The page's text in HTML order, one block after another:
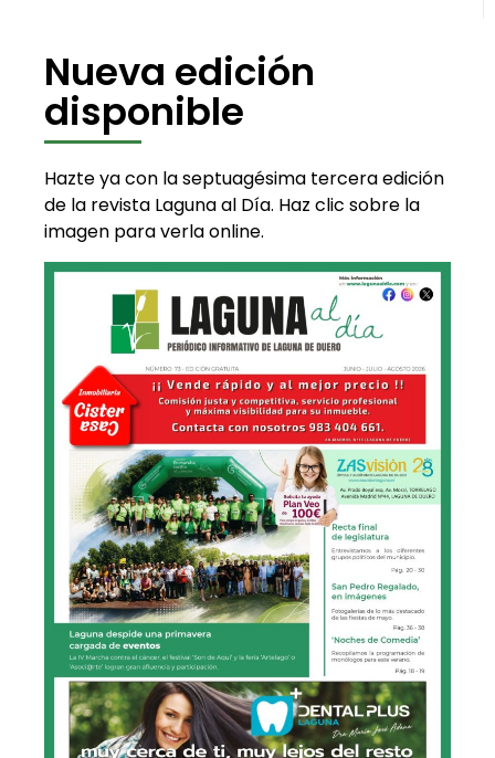
Nueva edición
disponible
Hazte ya con la septuagésima tercera edición
de la revista Laguna al Día. Haz clic sobre la
imagen para verla online.